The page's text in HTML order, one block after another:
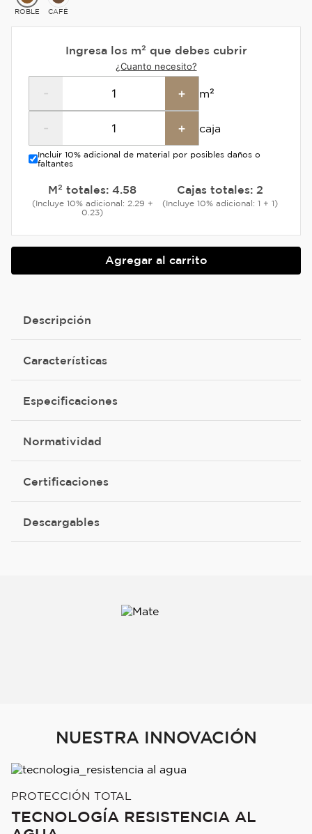
ROBLE CAFÉ
Ingresa los m² que debes cubrir
¿Cuanto necesito?
- + m²
- + caja
Incluir 10% adicional de material por posibles daños o
faltantes
M² totales: 4.58
(Incluye 10% adicional: 2.29 +
0.23)
Cajas totales: 2
(Incluye 10% adicional: 1 + 1)
Agregar al carrito
Descripción
Características
Especificaciones
Normatividad
Certificaciones
Descargables
NUESTRA INNOVACIÓN
PROTECCIÓN TOTAL
TECNOLOGÍA RESISTENCIA AL